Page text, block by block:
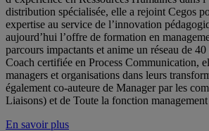
distribution spécialisée, elle a rejoint Cegos
expertise au service de l’innovation
aujourd’hui l’offre de formation en
parcours impactants et anime un réseau de
Coach certifiée en Process Communication,
managers et organisations dans leurs
également co-auteure de Manager par les
Liaisons) et de Toute la fonction
En savoir plus